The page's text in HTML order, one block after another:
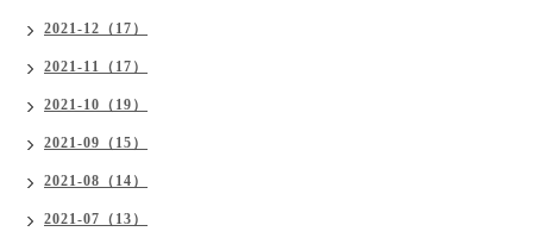
2021-12（17）
2021-11（17）
2021-10（19）
2021-09（15）
2021-08（14）
2021-07（13）